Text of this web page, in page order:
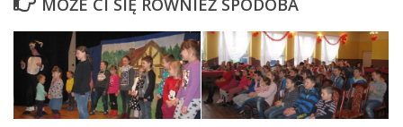
MOŻE CI SIĘ RÓWNIEŻ SPODOBA